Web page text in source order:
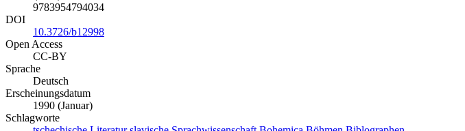
9783954794034
DOI
10.3726/b12998
Open Access
CC-BY
Sprache
Deutsch
Erscheinungsdatum
1990 (Januar)
Schlagworte